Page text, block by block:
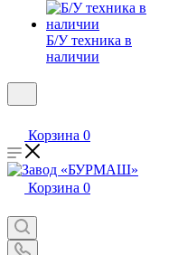
Б/У техника в
наличии
Корзина 0
Корзина 0